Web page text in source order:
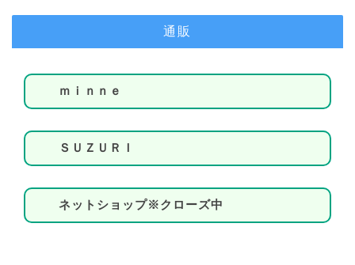
通販
ｍｉｎｎｅ
ＳＵＺＵＲＩ
ネットショップ※クローズ中